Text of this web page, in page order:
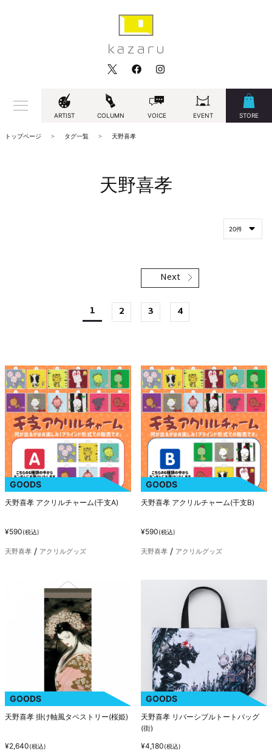
ARTIST COLUMN VOICE EVENT STORE
トップページ タグ一覧 天野喜孝
天野喜孝
1 2 3 4
GOODS
天野喜孝 アクリルチャーム(干支A)
¥590(税込)
天野喜孝 アクリルグッズ
GOODS
天野喜孝 アクリルチャーム(干支B)
¥590(税込)
天野喜孝 アクリルグッズ
GOODS
天野喜孝 掛け軸風タペストリー(桜姫)
¥2,640(税込)
GOODS
天野喜孝 リバーシブルトートバッグ
(街)
¥4,180(税込)